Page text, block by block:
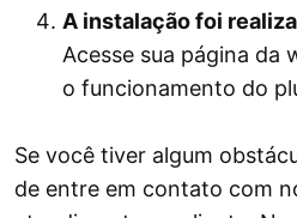
A instalação foi
Acesse sua página da
o funcionamento do
Se você tiver algum
de entre em contato com